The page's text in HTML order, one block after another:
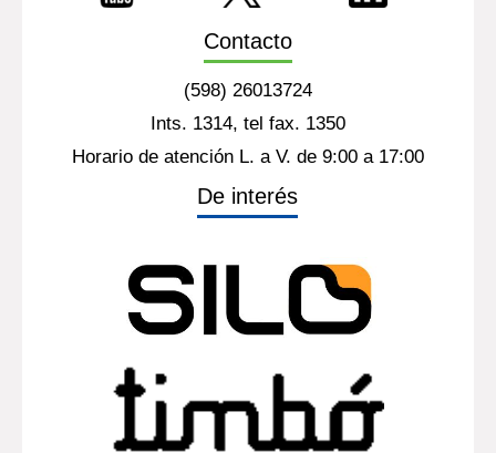
Contacto
(598) 26013724
Ints. 1314, tel fax. 1350
Horario de atención L. a V. de 9:00 a 17:00
De interés